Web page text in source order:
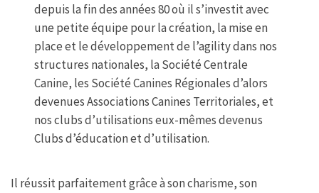
depuis la fin des années 80 où il s’investit avec
une petite équipe pour la création, la mise en
place et le développement de l’agility dans nos
structures nationales, la Société Centrale
Canine, les Société Canines Régionales d’alors
devenues Associations Canines Territoriales, et
nos clubs d’utilisations eux-mêmes devenus
Clubs d’éducation et d’utilisation.
Il réussit parfaitement grâce à son charisme, son